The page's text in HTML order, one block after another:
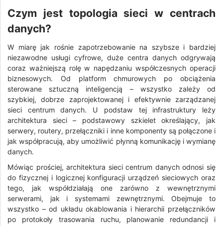
Czym jest topologia sieci w centrach
danych?
W miarę jak rośnie zapotrzebowanie na szybsze i bardziej
niezawodne usługi cyfrowe, duże centra danych odgrywają
coraz ważniejszą rolę w napędzaniu współczesnych operacji
biznesowych. Od platform chmurowych po obciążenia
sterowane sztuczną inteligencją – wszystko zależy od
szybkiej, dobrze zaprojektowanej i efektywnie zarządzanej
sieci centrum danych. U podstaw tej infrastruktury leży
architektura sieci – podstawowy szkielet określający, jak
serwery, routery, przełączniki i inne komponenty są połączone i
jak współpracują, aby umożliwić płynną komunikację i wymianę
danych.
Mówiąc prościej, architektura sieci centrum danych odnosi się
do fizycznej i logicznej konfiguracji urządzeń sieciowych oraz
tego, jak współdziałają one zarówno z wewnętrznymi
serwerami, jak i systemami zewnętrznymi. Obejmuje to
wszystko – od układu okablowania i hierarchii przełączników
po protokoły trasowania ruchu, planowanie redundancji i